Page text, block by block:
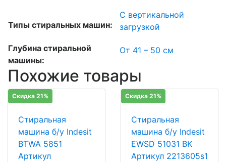
Типы стиральных машин:
С вертикальной
загрузкой
Глубина стиральной
машины:
От 41 – 50 см
Похожие товары
Скидка 21%
Стиральная
машина б/у Indesit
BTWA 5851
Артикул
Скидка 21%
Стиральная
машина б/у Indesit
EWSD 51031 BK
Артикул 2213605s1